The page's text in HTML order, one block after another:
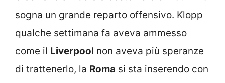
sogna un grande reparto offensivo. Klopp
qualche settimana fa aveva ammesso
come il Liverpool non aveva più speranze
di trattenerlo, la Roma si sta inserendo con